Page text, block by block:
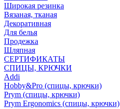
Широкая резинка
Вязаная, тканая
Декоративная
Для белья
Продежка
Шляпная
СЕРТИФИКАТЫ
СПИЦЫ, КРЮЧКИ
Addi
Hobby&Pro (спицы, крючки)
Prym (спицы, крючки)
Prym Ergonomics (спицы, крючки)